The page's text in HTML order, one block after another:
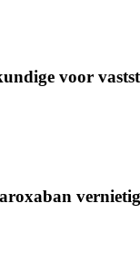
voor